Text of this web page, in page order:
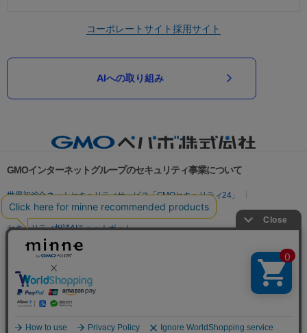
コーポレートサイト採用サイト
AIへの取り組み
GMOインターネットグループのセキュリティ事業について
世界初総合ネットセキュリティサービス「GMOセキュリティ24」
パスワード漏洩診断
Webサイトリスク診断
セキュリティ相談AIチャットボット
実在証明・盗聴対策
サイバー攻撃対策（GMO Flatt Security）
セキュリティ事業の軌跡